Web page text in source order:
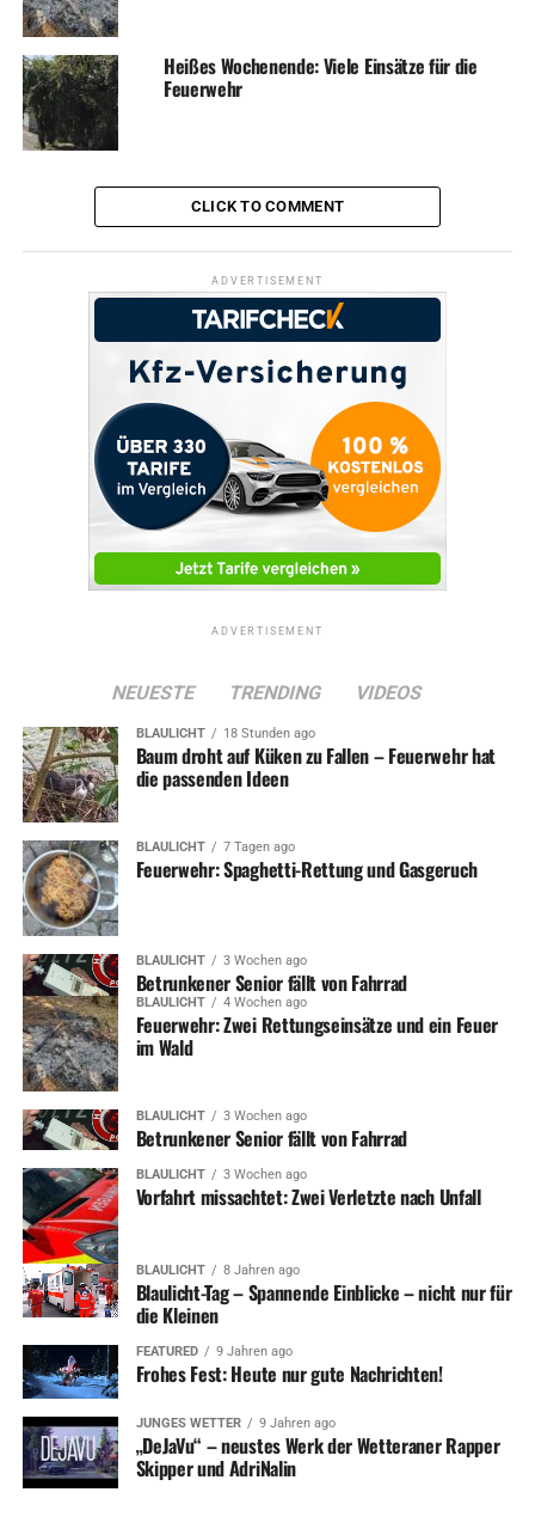
Heißes Wochenende: Viele Einsätze für die
Feuerwehr
CLICK TO COMMENT
ADVERTISEMENT
ADVERTISEMENT
NEUESTE TRENDING VIDEOS
BLAULICHT 18 Stunden ago
Baum droht auf Küken zu Fallen – Feuerwehr hat
die passenden Ideen
BLAULICHT 7 Tagen ago
Feuerwehr: Spaghetti-Rettung und Gasgeruch
BLAULICHT 3 Wochen ago
Betrunkener Senior fällt von Fahrrad
BLAULICHT 4 Wochen ago
Feuerwehr: Zwei Rettungseinsätze und ein Feuer
im Wald
BLAULICHT 3 Wochen ago
Betrunkener Senior fällt von Fahrrad
BLAULICHT 3 Wochen ago
Vorfahrt missachtet: Zwei Verletzte nach Unfall
BLAULICHT 8 Jahren ago
Blaulicht-Tag – Spannende Einblicke – nicht nur für
die Kleinen
FEATURED 9 Jahren ago
Frohes Fest: Heute nur gute Nachrichten!
JUNGES WETTER 9 Jahren ago
„DeJaVu“ – neustes Werk der Wetteraner Rapper
Skipper und AdriNalin